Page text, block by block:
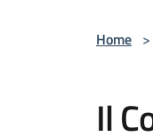
Home >
Il